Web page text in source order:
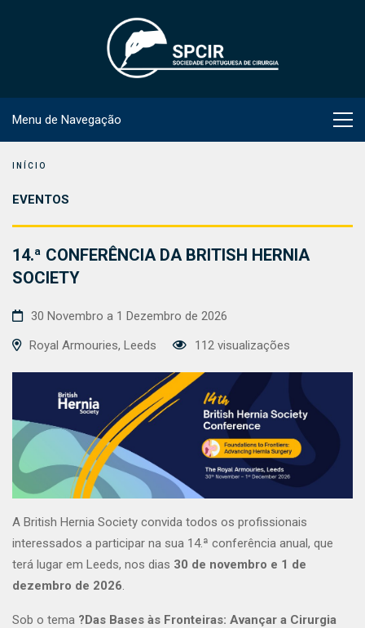
Menu de Navegação
INÍCIO
EVENTOS
14.ª CONFERÊNCIA DA BRITISH HERNIA
SOCIETY
30 Novembro a 1 Dezembro de 2026
Royal Armouries, Leeds
112 visualizações
A British Hernia Society convida todos os profissionais
interessados a participar na sua 14.ª conferência anual, que
terá lugar em Leeds, nos dias 30 de novembro e 1 de
dezembro de 2026.
Sob o tema ?Das Bases às Fronteiras: Avançar a Cirurgia